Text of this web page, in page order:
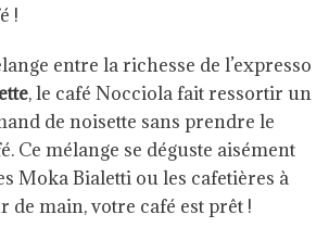
!
entre la richesse de l’expresso
, le café Nocciola fait ressortir un
de noisette sans prendre le
Ce mélange se déguste aisément
Moka Bialetti ou les cafetières à
de main, votre café est prêt !